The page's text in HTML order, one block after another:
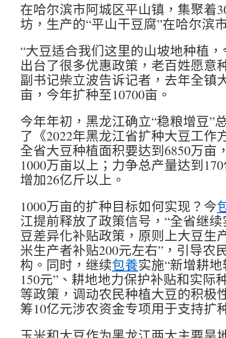
在哈尔滨市阿城区平山镇，集聚着
坊，生产的“平山干豆腐”在哈尔滨
“大豆适合我们这里的山坡地种植
出台了很多优惠政策，老百姓愿意
副书记柴立波告诉记者，去年全镇
亩，今年扩种至10700亩。
今年年初，黑龙江确立“稳粮增豆”
了《2022年黑龙江省扩种大豆工作
全省大豆种植面积要达到6850万亩
1000万亩以上；力争总产量达到
增加26亿斤以上。
1000万亩的扩种目标如何实现？今
江提前释放了政策信号，“全省继
豆差异化补贴政策，原则上大豆生
米生产者补贴200元左右”，引导农
构。同时，继续包養实施“新增耕
150元”、耕地地力保护补贴和实际
等政策，调动农民种植大豆的积极
筹10亿元涉农资金专项用于支持扩